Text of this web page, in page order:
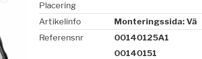
Placering
Artikelinfo
Monteringssida: Vä
Referensnr
00140125A1
00140151